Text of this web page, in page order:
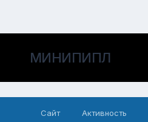
МИНИПИПЛ
Сайт Активность